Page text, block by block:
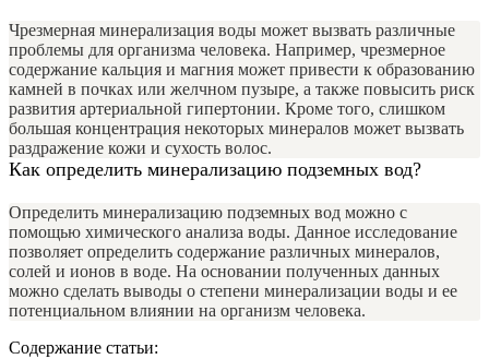
Чрезмерная минерализация воды может вызвать различные
проблемы для организма человека. Например, чрезмерное
содержание кальция и магния может привести к образованию
камней в почках или желчном пузыре, а также повысить риск
развития артериальной гипертонии. Кроме того, слишком
большая концентрация некоторых минералов может вызвать
раздражение кожи и сухость волос.
Как определить минерализацию подземных вод?
Определить минерализацию подземных вод можно с
помощью химического анализа воды. Данное исследование
позволяет определить содержание различных минералов,
солей и ионов в воде. На основании полученных данных
можно сделать выводы о степени минерализации воды и ее
потенциальном влиянии на организм человека.
Содержание статьи: